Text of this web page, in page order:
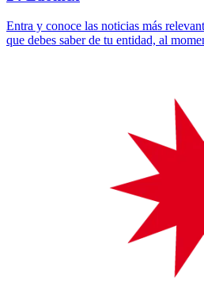
Entra y conoce las noticias más
que debes saber de tu entidad, al